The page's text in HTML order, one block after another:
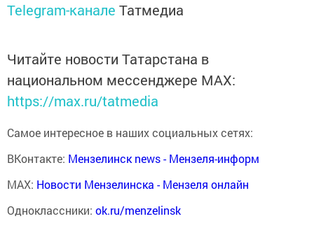
Telegram-канале Татмедиа
Читайте новости Татарстана в
национальном мессенджере MАХ:
https://max.ru/tatmedia
Самое интересное в наших социальных сетях:
ВКонтакте: Мензелинск news - Мензеля-информ
MAX: Новости Мензелинска - Мензеля онлайн
Одноклассники: ok.ru/menzelinsk